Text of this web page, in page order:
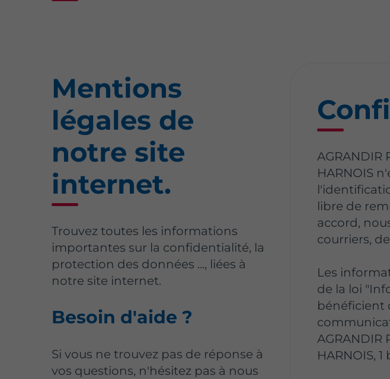
Mentions
légales de
notre site
internet.
Trouvez toutes les informations
importantes sur la confidentialité, la
protection des données ..., liées à
notre site internet.
Besoin d'aide ?
Si vous ne trouvez pas de réponse à
vos questions, n'hésitez pas à nous
AGRANDIR
HARNOIS
libre de
accord,
courriers,
Les
de la loi
bénéficient
AGRANDIR
HARNOIS,